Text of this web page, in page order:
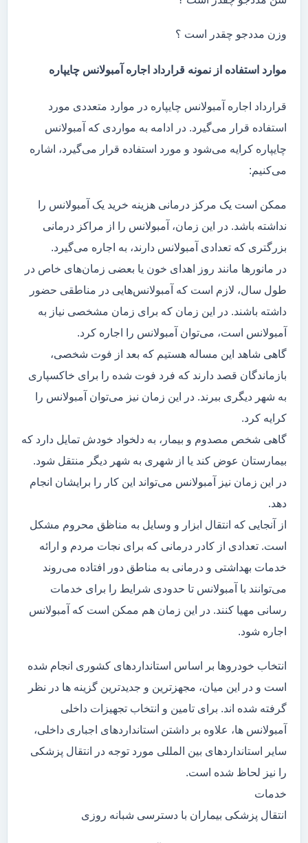
وزن مددجو چقدر است ؟
موارد استفاده از نمونه قرارداد اجاره آمبولانس چایپاره
قرارداد اجاره آمبولانس چایپاره در موارد متعددی مورد
استفاده قرار می‌گیرد. در ادامه به مواردی که آمبولانس
چایپاره کرایه می‌شود و مورد استفاده قرار می‌گیرد، اشاره
می‌کنیم:
ممکن است یک مرکز درمانی هزینه خرید یک آمبولانس را
نداشته باشد. در این زمان، آمبولانس را از مراکز درمانی
بزرگتری که تعدادی آمبولانس دارند، به اجاره می‌گیرد.
در مانور‌ها مانند روز اهدای خون یا بعضی زمان‌های خاص در
طول سال، لازم است که آمبولانس‌هایی در مناطقی حضور
داشته باشند. در این زمان که برای زمان مشخصی نیاز به
آمبولانس است، می‌توان آمبولانس را اجاره کرد.
گاهی شاهد این مساله هستیم که بعد از فوت شخصی،
بازماندگان قصد دارند که فرد فوت شده را برای خاکسپاری
به شهر دیگری ببرند. در این زمان نیز می‌توان آمبولانس را
کرایه کرد.
گاهی شخص مصدوم و بیمار، به دلخواد خودش تمایل دارد که
بیمارستان عوض کند یا از شهری به شهر دیگر منتقل شود.
در این زمان نیز آمبولانس می‌تواند این کار را برایشان انجام
دهد.
از آنجایی که انتقال ابزار و وسایل به مناظق محروم مشکل
است. تعدادی از کادر درمانی که برای نجات مردم و ارائه
خدمات بهداشتی و درمانی به مناطق دور افتاده می‌روند
می‌توانند با آمبولانس تا حدودی شرایط را برای خدمات
رسانی مهیا کنند. در این زمان هم ممکن است که آمبولانس
اجاره شود.
انتخاب خودروها بر اساس استانداردهای کشوری انجام شده
است و در این میان، مجهزترین و جدیدترین گزینه ها در نظر
گرفته شده اند. برای تامین و انتخاب تجهیزات داخلی
آمبولانس ها، علاوه بر داشتن استانداردهای اجباری داخلی،
سایر استانداردهای بین المللی مورد توجه در انتقال پزشکی
را نیز لحاظ شده است.
خدمات
انتقال پزشکی بیماران با دسترسی شبانه روزی